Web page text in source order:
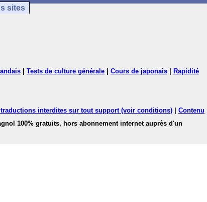
sites
Tests de culture générale Cours de japonais
Rapidité
interdites sur tout support (voir conditions)
Contenu
100% gratuits, hors abonnement internet auprès d'un